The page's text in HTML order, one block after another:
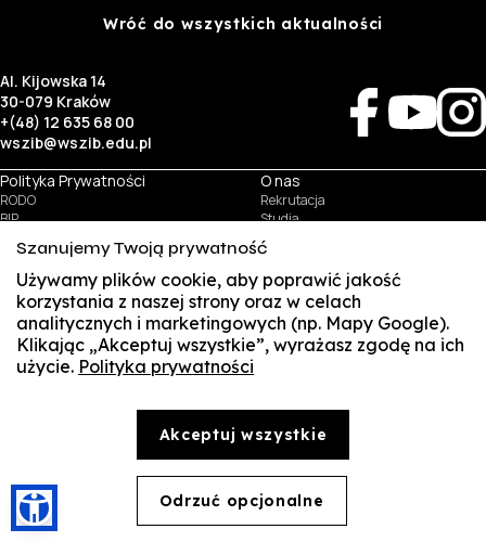
Wróć do wszystkich aktualności
Al. Kijowska 14
30-079 Kraków
+(48) 12 635 68 00
wszib@wszib.edu.pl
Polityka Prywatności
RODO
BIP
O nas
Rekrutacja
Studia
Kontakt
Biznes
Wynajem sal
Targi pracy
Student
Multis Multum
Biblioteka
Samorząd
© Copyright by Wyższa Szkoła Zarządzania i Bankowości w Krakowie (WSZIB)
inaczej, utwory w rozumieniu właściwych przepisów, do których prawa majątkowe autorskie
przysługują WSZIB. Bez uprzedniej zgody WSZIB zabrania się w stosunku do tych treści oraz ich
części: kopiowania, reprodukowania, modyfikowania, dystrybuowania, publikowania,
wyświetlania, utrwalania oraz wykorzystywania w jakiejkolwiek innej formie. Ograniczenia
Szanujemy Twoją prywatność
Używamy plików cookie, aby poprawić jakość
korzystania z naszej strony oraz w celach
analitycznych i marketingowych (np. Mapy Google).
Klikając „Akceptuj wszystkie”, wyrażasz zgodę na ich
użycie. Polityka prywatności
Akceptuj wszystkie
Odrzuć opcjonalne